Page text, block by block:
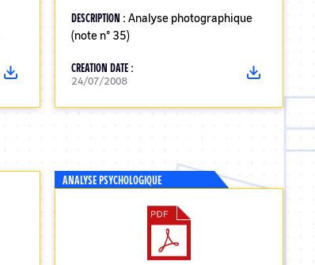
DESCRIPTION : Analyse photographique
(note n° 35)
CREATION DATE :
24/07/2008
ANALYSE PSYCHOLOGIQUE